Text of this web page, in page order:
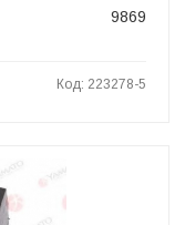
9869
Код: 223278-5